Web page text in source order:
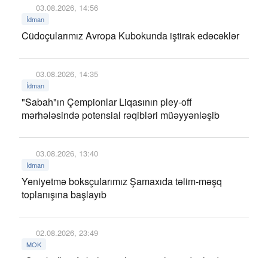
03.08.2026, 14:56
İdman
Cüdoçularımız Avropa Kubokunda iştirak edəcəklər
03.08.2026, 14:35
İdman
"Sabah"ın Çempionlar Liqasının pley-off
mərhələsində potensial rəqibləri müəyyənləşib
03.08.2026, 13:40
İdman
Yeniyetmə boksçularımız Şamaxıda təlim-məşq
toplanışına başlayıb
02.08.2026, 23:49
MOK